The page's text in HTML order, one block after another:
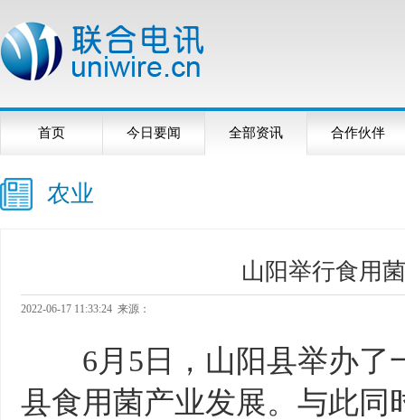
首页 今日要闻 全部资讯 合作伙伴
农业
山阳举行食用
2022-06-17 11:33:24 来源：
6月5日，山阳县举办了
县食用菌产业发展。与此同